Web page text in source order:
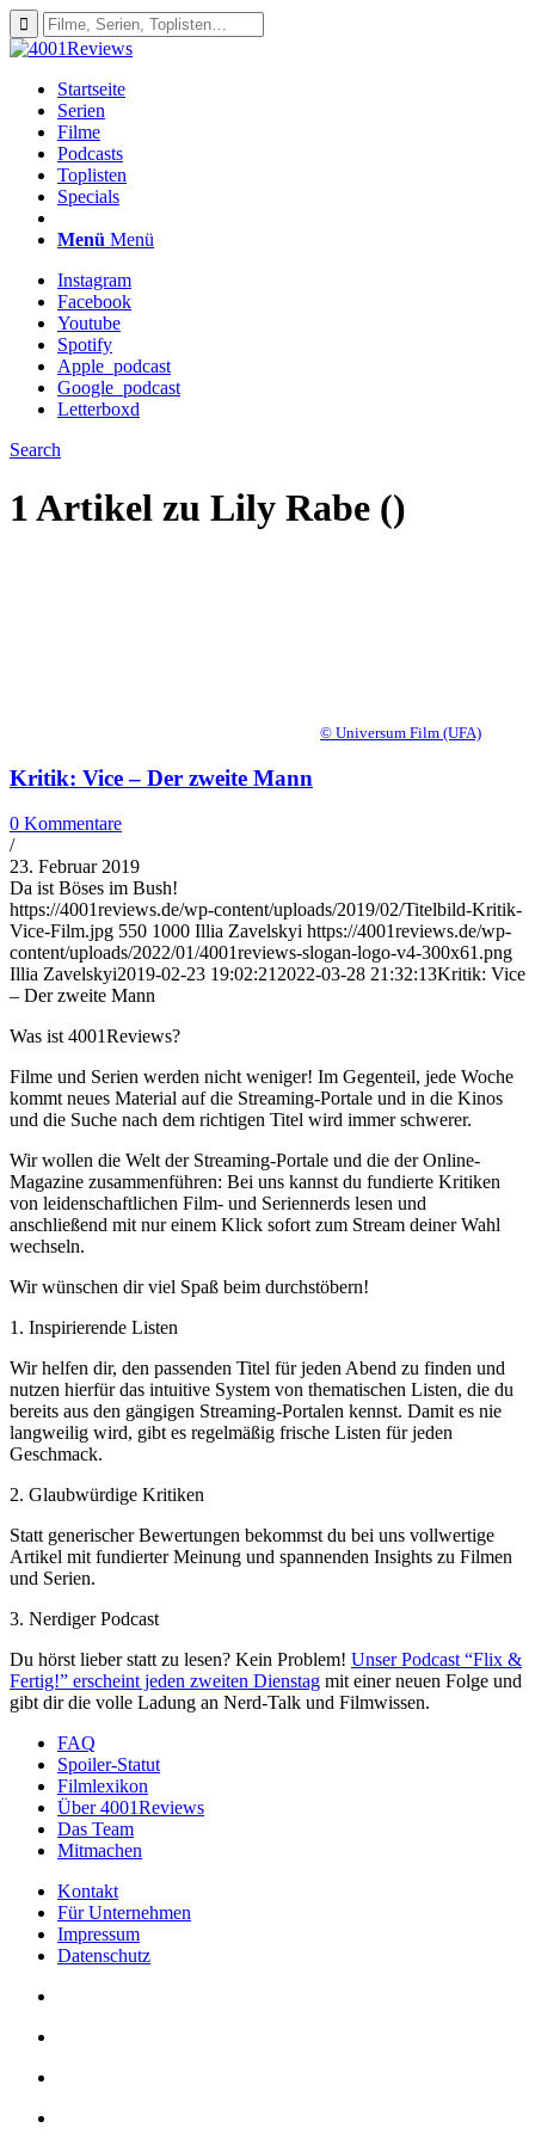
Startseite
Serien
Filme
Podcasts
Toplisten
Specials
Menü Menü
Instagram
Facebook
Youtube
Spotify
Apple_podcast
Google_podcast
Letterboxd
Search
1 Artikel zu Lily Rabe ()
© Universum Film (UFA)
Kritik: Vice – Der zweite Mann
0 Kommentare
/
23. Februar 2019
Da ist Böses im Bush!
https://4001reviews.de/wp-content/uploads/2019/02/Titelbild-Kritik-
Vice-Film.jpg 550 1000 Illia Zavelskyi https://4001reviews.de/wp-
content/uploads/2022/01/4001reviews-slogan-logo-v4-300x61.png
Illia Zavelskyi2019-02-23 19:02:21 2022-03-28 21:32:13Kritik: Vice
– Der zweite Mann
Was ist 4001Reviews?
Filme und Serien werden nicht weniger! Im Gegenteil, jede Woche
kommt neues Material auf die Streaming-Portale und in die Kinos
und die Suche nach dem richtigen Titel wird immer schwerer.
Wir wollen die Welt der Streaming-Portale und die der Online-
Magazine zusammenführen: Bei uns kannst du fundierte Kritiken
von leidenschaftlichen Film- und Seriennerds lesen und
anschließend mit nur einem Klick sofort zum Stream deiner Wahl
wechseln.
Wir wünschen dir viel Spaß beim durchstöbern!
1. Inspirierende Listen
Wir helfen dir, den passenden Titel für jeden Abend zu finden und
nutzen hierfür das intuitive System von thematischen Listen, die du
bereits aus den gängigen Streaming-Portalen kennst. Damit es nie
langweilig wird, gibt es regelmäßig frische Listen für jeden
Geschmack.
2. Glaubwürdige Kritiken
Statt generischer Bewertungen bekommst du bei uns vollwertige
Artikel mit fundierter Meinung und spannenden Insights zu Filmen
und Serien.
3. Nerdiger Podcast
Du hörst lieber statt zu lesen? Kein Problem! Unser Podcast “Flix &
Fertig!” erscheint jeden zweiten Dienstag mit einer neuen Folge und
gibt dir die volle Ladung an Nerd-Talk und Filmwissen.
FAQ
Spoiler-Statut
Filmlexikon
Über 4001Reviews
Das Team
Mitmachen
Kontakt
Für Unternehmen
Impressum
Datenschutz